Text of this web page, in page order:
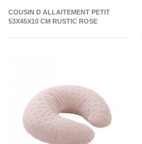
COUSIN D ALLAITEMENT PETIT
53X45X10 CM RUSTIC ROSE